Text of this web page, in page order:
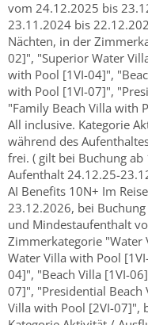
vom 24.12.2025 bis
23.11.2024 bis
Nächten, in der
02]", "Superior Water
with Pool [1VI-04]",
with Pool [1VI-07]",
"Family Beach Villa with
All inclusive. Kategorie
während des
frei. ( gilt bei Buchung
Aufenthalt 24.12.25-
AI Benefits 10N+ Im
23.12.2026, bei
und Mindestaufenthalt
Zimmerkategorie "Water
Water Villa with Pool
04]", "Beach Villa [1VI-
07]", "Presidential Beach
Villa with Pool [2VI-07]",